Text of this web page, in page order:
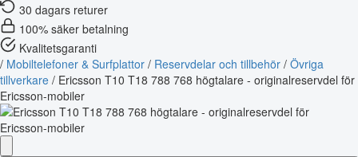
30 dagars returer
100% säker betalning
Kvalitetsgaranti
/ Mobiltelefoner & Surfplattor / Reservdelar och tillbehör / Övriga
tillverkare / Ericsson T10 T18 788 768 högtalare - originalreservdel för
Ericsson-mobiler